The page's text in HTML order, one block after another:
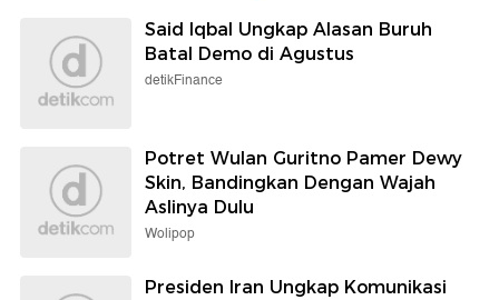
Said Iqbal Ungkap Alasan Buruh
Batal Demo di Agustus
detikFinance
Potret Wulan Guritno Pamer Dewy
Skin, Bandingkan Dengan Wajah
Aslinya Dulu
Wolipop
Presiden Iran Ungkap Komunikasi